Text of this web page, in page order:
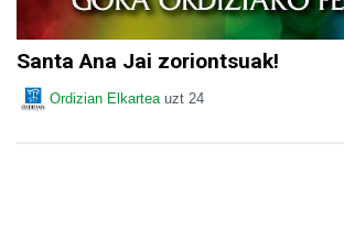
Santa Ana Jai zoriontsuak!
Ordizian Elkartea uzt 24